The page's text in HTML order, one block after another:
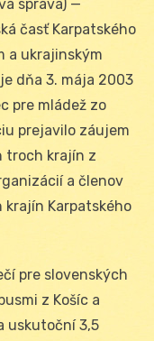
správa) —
časť Karpatského
a ukrajinským
dňa 3. mája 2003
pre mládež zo
prejavilo záujem
troch krajín z
a členov
Karpatského
pre slovenských
z Košíc a
uskutoční 3,5